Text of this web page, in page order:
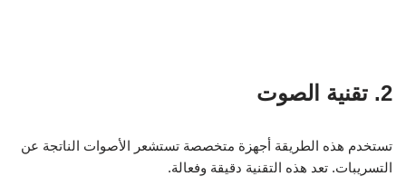
2. تقنية الصوت
تستخدم هذه الطريقة أجهزة متخصصة تستشعر الأصوات الناتجة عن
التسريبات. تعد هذه التقنية دقيقة وفعالة.